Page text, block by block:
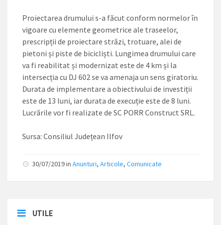
Proiectarea drumului s-a făcut conform normelor în
vigoare cu elemente geometrice ale traseelor,
prescripții de proiectare străzi, trotuare, alei de
pietoni și piste de bicicliști. Lungimea drumului care
va fi reabilitat și modernizat este de 4 km și la
intersecția cu DJ 602 se va amenaja un sens giratoriu.
Durata de implementare a obiectivului de investiții
este de 13 luni, iar durata de execuție este de 8 luni.
Lucrările vor fi realizate de SC PORR Construct SRL.
Sursa: Consiliul Județean Ilfov
30/07/2019in Anunturi, Articole, Comunicate
UTILE